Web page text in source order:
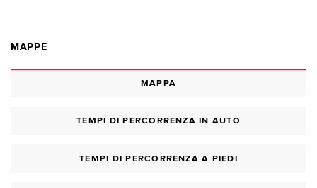
MAPPE
MAPPA
TEMPI DI PERCORRENZA IN AUTO
TEMPI DI PERCORRENZA A PIEDI